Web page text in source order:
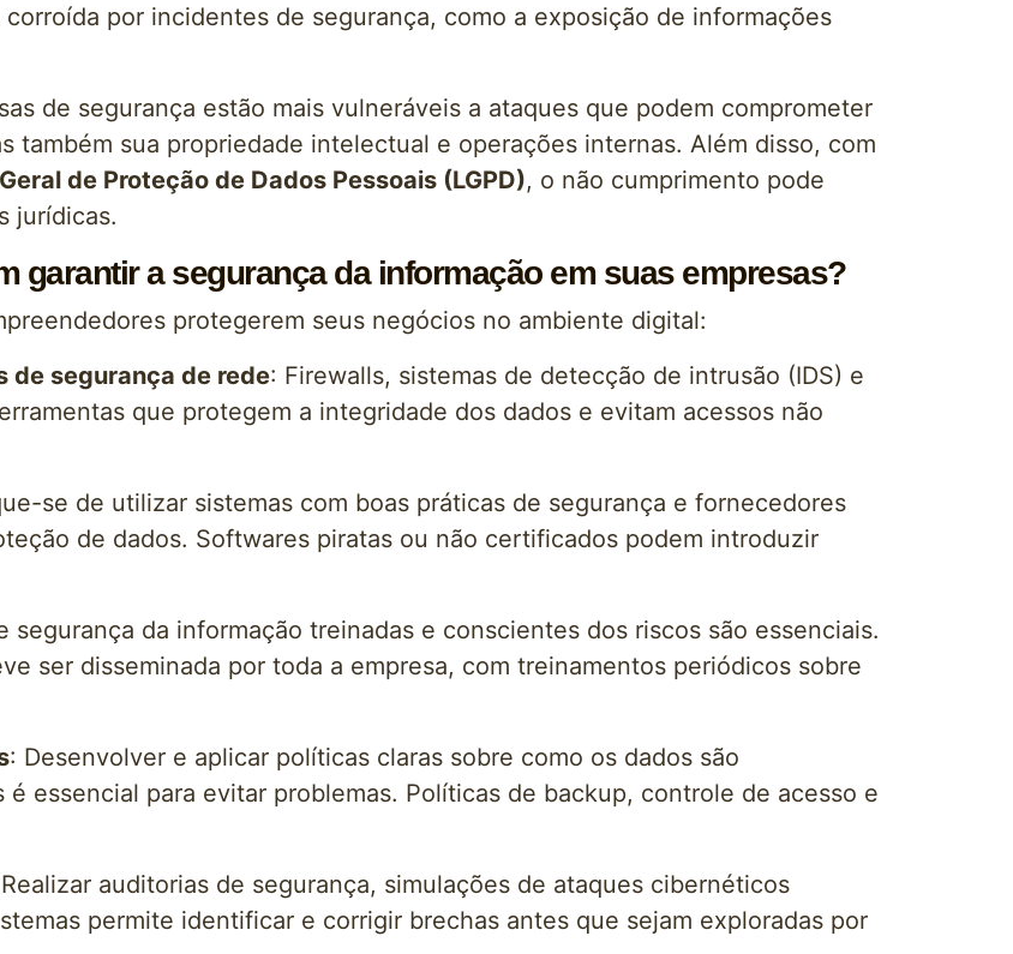
por incidentes de segurança, como a exposição de informações
de segurança estão mais vulneráveis a ataques que podem comprometer
também sua propriedade intelectual e operações internas. Além disso, com
de Proteção de Dados Pessoais (LGPD), o não cumprimento pode
jurídicas.
garantir a segurança da informação em suas empresas?
protegerem seus negócios no ambiente digital:
de segurança de rede: Firewalls, sistemas de detecção de intrusão (IDS) e
que protegem a integridade dos dados e evitam acessos não
se de utilizar sistemas com boas práticas de segurança e fornecedores
de dados. Softwares piratas ou não certificados podem introduzir
segurança da informação treinadas e conscientes dos riscos são essenciais.
ser disseminada por toda a empresa, com treinamentos periódicos sobre
: Desenvolver e aplicar políticas claras sobre como os dados são
essencial para evitar problemas. Políticas de backup, controle de acesso e
auditorias de segurança, simulações de ataques cibernéticos
permite identificar e corrigir brechas antes que sejam exploradas por